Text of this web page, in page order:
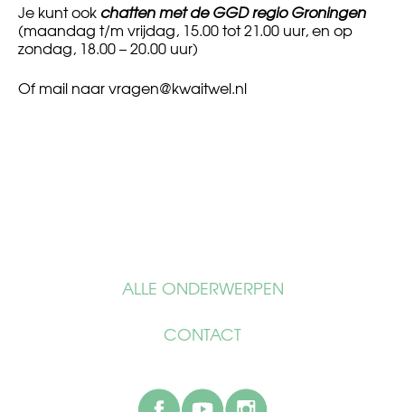
ALLE ONDERWERPEN
CONTACT
facebook
Je kunt ook chatten met de GGD regio Groningen
(maandag t/m vrijdag, 15.00 tot 21.00 uur, en op
zondag, 18.00 – 20.00 uur)
Of mail naarvragen@kwaitwel.nl